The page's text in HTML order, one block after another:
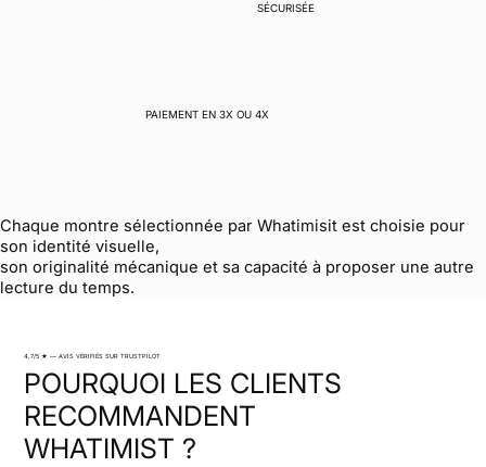
SÉCURISÉE
PAIEMENT EN 3X OU 4X
Chaque montre sélectionnée par Whatimisit est choisie pour
son identité visuelle,
son originalité mécanique et sa capacité à proposer une autre
lecture du temps.
4,7/5 ★ — AVIS VÉRIFIÉS SUR TRUSTPILOT
POURQUOI LES CLIENTS
RECOMMANDENT
WHATIMIST ?